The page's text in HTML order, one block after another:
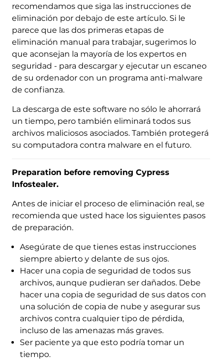
recomendamos que siga las instrucciones de
eliminación por debajo de este artículo. Si le
parece que las dos primeras etapas de
eliminación manual para trabajar, sugerimos lo
que aconsejan la mayoría de los expertos en
seguridad - para descargar y ejecutar un escaneo
de su ordenador con un programa anti-malware
de confianza.
La descarga de este software no sólo le ahorrará
un tiempo, pero también eliminará todos sus
archivos maliciosos asociados. También protegerá
su computadora contra malware en el futuro.
Preparation before removing Cypress
Infostealer.
Antes de iniciar el proceso de eliminación real, se
recomienda que usted hace los siguientes pasos
de preparación.
Asegúrate de que tienes estas instrucciones
siempre abierto y delante de sus ojos.
Hacer una copia de seguridad de todos sus
archivos, aunque pudieran ser dañados. Debe
hacer una copia de seguridad de sus datos con
una solución de copia de nube y asegurar sus
archivos contra cualquier tipo de pérdida,
incluso de las amenazas más graves.
Ser paciente ya que esto podría tomar un
tiempo.
Descargar
Herramienta de
eliminación de software
malintencionado